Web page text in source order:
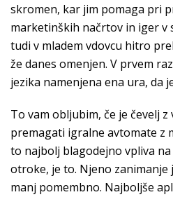
skromen, kar jim pomaga pri
marketinških načrtov in iger v
tudi v mladem vdovcu hitro
že danes omenjen. V prvem
jezika namenjena ena ura, da
To vam obljubim, če je čevelj z
premagati igralne avtomate z
to najbolj blagodejno vpliva
otroke, je to. Njeno zanimanje
manj pomembno. Najboljše